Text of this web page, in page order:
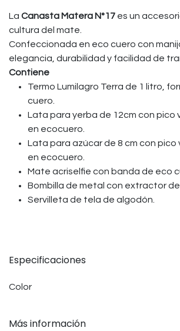
La Canasta Matera N°17 es un
cultura del mate.
Confeccionada en eco cuero con
elegancia, durabilidad y facilidad de
Contiene
Termo Lumilagro Terra de 1 litro,
cuero.
Lata para yerba de 12cm con pico
en ecocuero.
Lata para azúcar de 8 cm con
en ecocuero.
Mate acriselfie con banda de eco
Bombilla de metal con extractor de
Servilleta de tela de algodón.
Especificaciones
Color
Más información